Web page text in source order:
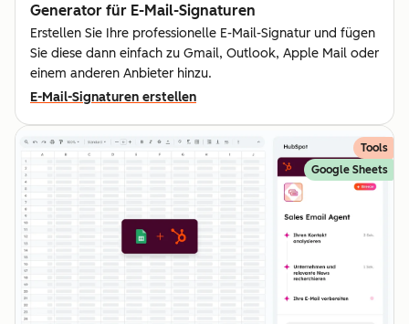
Generator für E-Mail-Signaturen
Erstellen Sie Ihre professionelle E-Mail-Signatur und fügen
Sie diese dann einfach zu Gmail, Outlook, Apple Mail oder
einem anderen Anbieter hinzu.
E-Mail-Signaturen erstellen
Tools
Google Sheets